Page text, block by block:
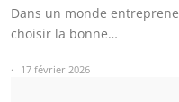
Dans un monde
choisir la bonne…
17 février 2026